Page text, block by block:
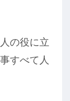
の役に立
すべて人